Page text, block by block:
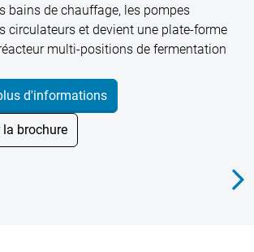
bains de chauffage, les pompes
circulateurs et devient une plate-forme
multi-positions de fermentation
d'informations
la brochure